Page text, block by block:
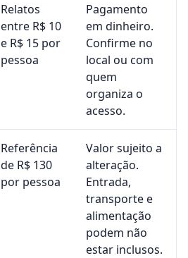
Relatos
entre R$ 10
e R$ 15 por
pessoa
Pagamento
em dinheiro.
Confirme no
local ou com
quem
organiza o
acesso.
Referência
de R$ 130
por pessoa
Valor sujeito a
alteração.
Entrada,
transporte e
alimentação
podem não
estar inclusos.